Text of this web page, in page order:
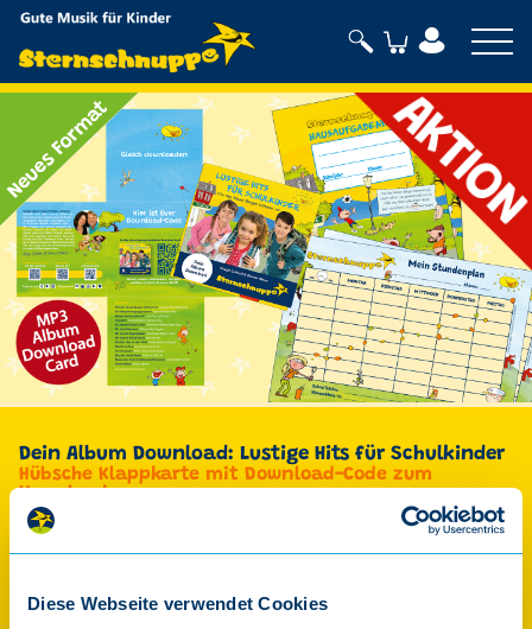
Diese Webseite verwendet Cookies
Sternschnuppe
Dein Album Download: Lustige Hits für Schulkinder
Hübsche Klappkarte mit Download-Code zum
Verschenken
DL-Card mit Extras
2x 904)